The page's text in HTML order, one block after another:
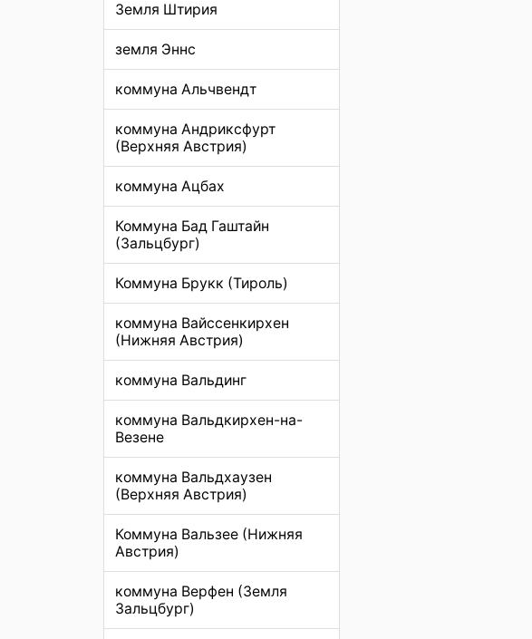
Земля Штирия
земля Эннс
коммуна Альчвендт
коммуна Андриксфурт
(Верхняя Австрия)
коммуна Ацбах
Коммуна Бад Гаштайн
(Зальцбург)
Коммуна Брукк (Тироль)
коммуна Вайссенкирхен
(Нижняя Австрия)
коммуна Вальдинг
коммуна Вальдкирхен-на-
Везене
коммуна Вальдхаузен
(Верхняя Австрия)
Коммуна Вальзее (Нижняя
Австрия)
коммуна Верфен (Земля
Зальцбург)